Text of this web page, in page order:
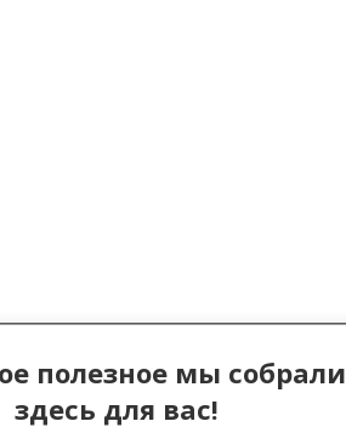
полезное мы собрали
здесь для вас!